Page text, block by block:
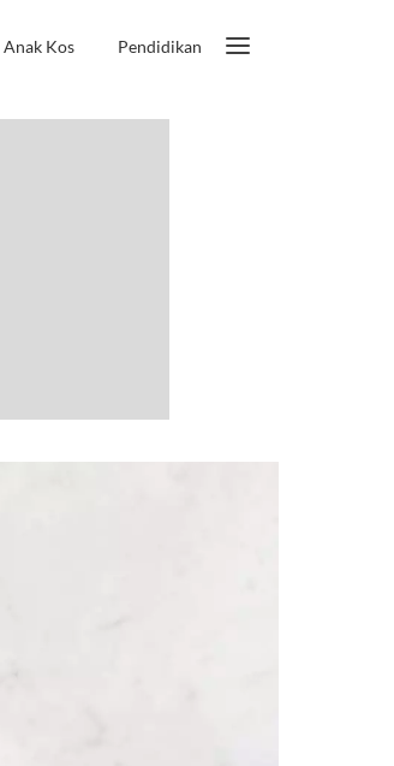
Anak Kos Pendidikan